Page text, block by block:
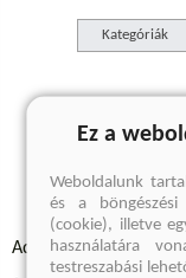
Kategóriák
A
Adatvédelmi
Ez a
Weboldalunk
és a böngészési
(cookie), illetve
használatára
testreszabási